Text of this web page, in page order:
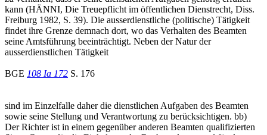
kann (HÄNNI, Die Treuepflicht im öffentlichen Dienstrecht, Diss.
Freiburg 1982, S. 39). Die ausserdienstliche (politische) Tätigkeit
findet ihre Grenze demnach dort, wo das Verhalten des Beamten
seine Amtsführung beeinträchtigt. Neben der Natur der
ausserdienstlichen Tätigkeit
BGE 108 Ia 172 S. 176
sind im Einzelfalle daher die dienstlichen Aufgaben des Beamten
sowie seine Stellung und Verantwortung zu berücksichtigen. bb)
Der Richter ist in einem gegenüber anderen Beamten qualifizierten